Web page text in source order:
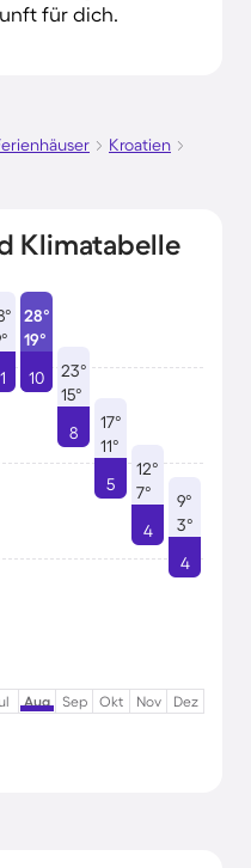
für dich.
Kroatien
Klimatabelle
28°
19°
10
23°
15°
8
17°
11°
5
12°
7°
4
9°
3°
4
Aug Sep Okt Nov Dez